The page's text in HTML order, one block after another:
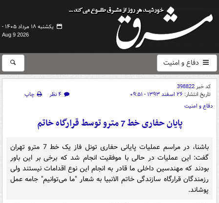
یکشنبه ۱۸ مرداد ۱۴۰۵ -
Aug 9 2026
دفاع و امنیت
کد خبر398822
تاریخ انتشار: ۲۶ اسفند ۱۳۹۳ - ۰۹:۵۱ ۴ نظر
چاپ
دفاع و امنیت
پایان حفاری خط 7 مترو توسط قرارگاه خاتم
باشنا، در مراسم عملیات پایانی حفاری تونل فاز یک خط 7 مترو تهران
گفت: این عملیات در حالی با موفقیت انجام شد که برخی بر این باور
بودند که مهندسین داخلی ما قادر به انجام این نوع اقدامات نیستند ولی
رزمندگان قرارگاه سازندگی خاتم الانبیا به شعار "ما می‌توانیم" جامه عمل
پوشاند.